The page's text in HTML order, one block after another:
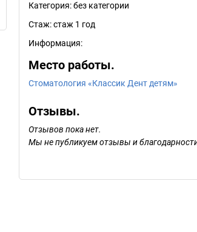
Категория:без категории
Стаж:стаж 1 год
Информация:
Место работы.
Стоматология «Классик Дент детям»
Отзывы.
Отзывов пока нет.
Мы не публикуем отзывы и